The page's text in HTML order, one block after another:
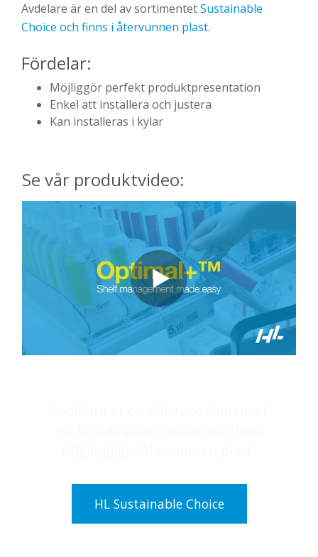
Avdelare är en del av sortimentetSustainable
Choice och finns i återvunnen plast.
Fördelar:
Möjliggör perfekt produktpresentation
Enkel att installera och justera
Kan installeras i kylar
Se vår produktvideo:
HL Sustainable Choice